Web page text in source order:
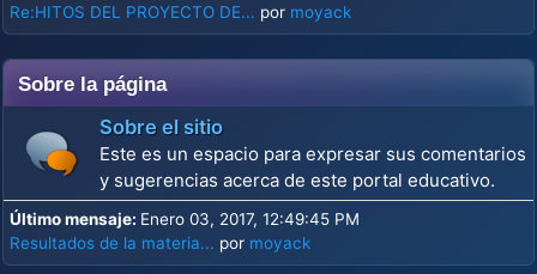
Re:HITOS DEL PROYECTO DE... por moyack
Sobre la página
Sobre el sitio
Este es un espacio para expresar sus comentarios
y sugerencias acerca de este portal educativo.
Último mensaje: Enero 03, 2017, 12:49:45 PM
Resultados de la materia... por moyack